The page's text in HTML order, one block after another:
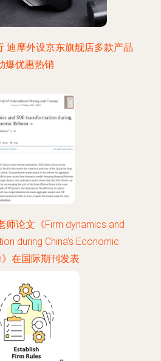
迪摩外设京东旗舰店多款产品
爆优惠热销
师论文《Firm dynamics and
during China’s Economic
在国际期刊发表